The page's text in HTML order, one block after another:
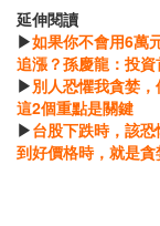
延伸閱讀
▶如果你不會用6萬
追漲？孫慶龍：投
▶別人恐懼我貪婪
這2個重點是關鍵
▶台股下跌時，該
到好價格時，就是